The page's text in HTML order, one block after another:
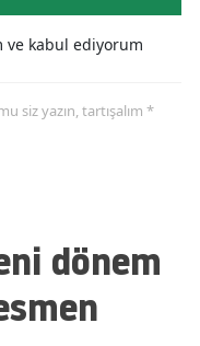
Kayseri
Kırklareli
Malatya
Manisa
ve kabul ediyorum
siz yazın, tartışalım *
dönem